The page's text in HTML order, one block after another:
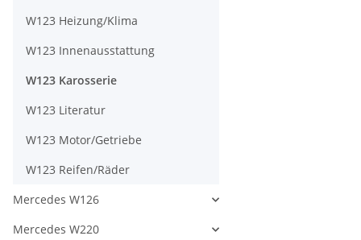
W123 Heizung/Klima
W123 Innenausstattung
W123 Karosserie
W123 Literatur
W123 Motor/Getriebe
W123 Reifen/Räder
Mercedes W126
Mercedes W220